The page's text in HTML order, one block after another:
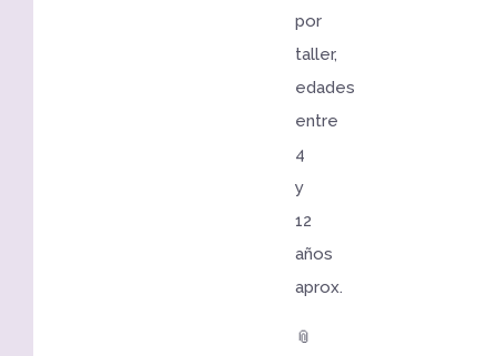
por
taller,
edades
entre
4
y
12
años
aprox.
📎